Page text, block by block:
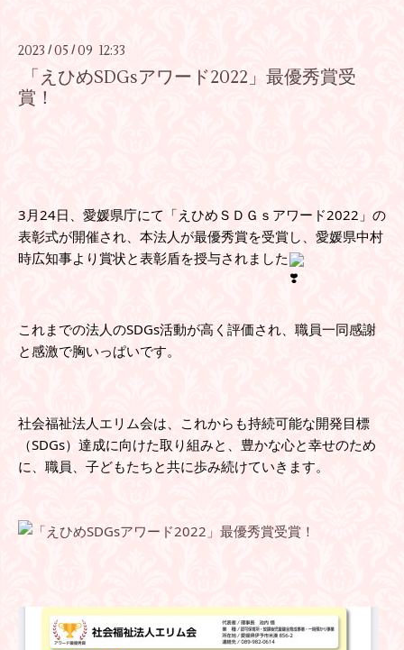
2023 / 05 /09 12:33
「えひめSDGsアワード2022」最優秀賞受
賞！
3月24日、愛媛県庁にて「えひめＳＤＧｓアワード2022」の
表彰式が開催され、本法人が最優秀賞を受賞し、愛媛県中村
時広知事より賞状と表彰盾を授与されました
これまでの法人のSDGs活動が高く評価され、職員一同感謝
と感激で胸いっぱいです。
社会福祉法人エリム会は、これからも持続可能な開発目標
（SDGs）達成に向けた取り組みと、豊かな心と幸せのため
に、職員、子どもたちと共に歩み続けていきます。